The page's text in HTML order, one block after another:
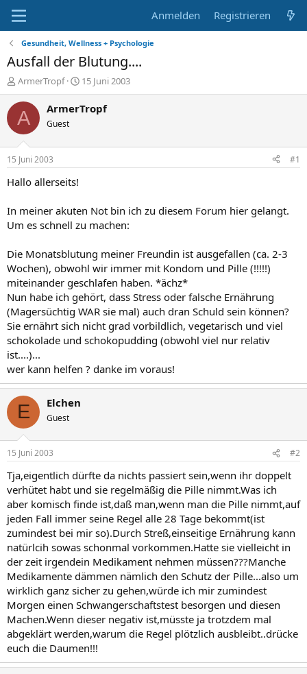
Anmelden Registrieren
Gesundheit, Wellness + Psychologie
Ausfall der Blutung....
E
r
s
t
e
r
ArmerTropf
E
r
s
t
15 Juni 2003
A ArmerTropf
Guest
15 Juni 2003 #1
Hallo allerseits!
In meiner akuten Not bin ich zu diesem Forum hier gelangt.
Um es schnell zu machen:
Die Monatsblutung meiner Freundin ist ausgefallen (ca. 2-3
Wochen), obwohl wir immer mit Kondom und Pille (!!!!!)
miteinander geschlafen haben. *ächz*
Nun habe ich gehört, dass Stress oder falsche Ernährung
(Magersüchtig WAR sie mal) auch dran Schuld sein können?
Sie ernährt sich nicht grad vorbildlich, vegetarisch und viel
schokolade und schokopudding (obwohl viel nur relativ
ist....)...
wer kann helfen ? danke im voraus!
E Elchen
Guest
15 Juni 2003 #2
Tja,eigentlich dürfte da nichts passiert sein,wenn ihr doppelt
verhütet habt und sie regelmäßig die Pille nimmt.Was ich
aber komisch finde ist,daß man,wenn man die Pille nimmt,auf
jeden Fall immer seine Regel alle 28 Tage bekommt(ist
zumindest bei mir so).Durch Streß,einseitige Ernährung kann
natürlcih sowas schonmal vorkommen.Hatte sie vielleicht in
der zeit irgendein Medikament nehmen müssen???Manche
Medikamente dämmen nämlich den Schutz der Pille...also um
wirklich ganz sicher zu gehen,würde ich mir zumindest
Morgen einen Schwangerschaftstest besorgen und diesen
Machen.Wenn dieser negativ ist,müsste ja trotzdem mal
abgeklärt werden,warum die Regel plötzlich ausbleibt..drücke
euch die Daumen!!!